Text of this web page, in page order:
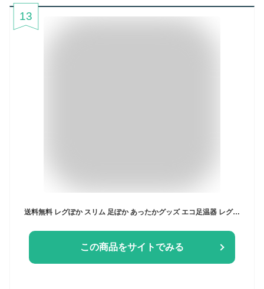
13
送料無料 レグぽか スリム 足ぽか あったかグッズ エコ足温器 レグぽか キュービーズ 冬 足元ヒーター 足温器 足ポカ 足 脚 つま先 暖かい 温める 寒さ対策 エコ 節電 おすすめ やわらか クッション デスクワーク 暖房器具 日本製 エコ足温器 レッグウォーマー
この商品をサイトでみる